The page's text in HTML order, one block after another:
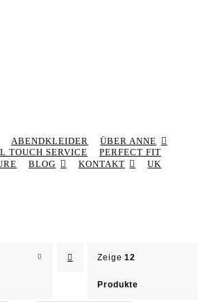
ABENDKLEIDER
ÜBER ANNE
TOUCH SERVICE
PERFECT FIT
BLOG KONTAKT UK
Zeige12
Produkte